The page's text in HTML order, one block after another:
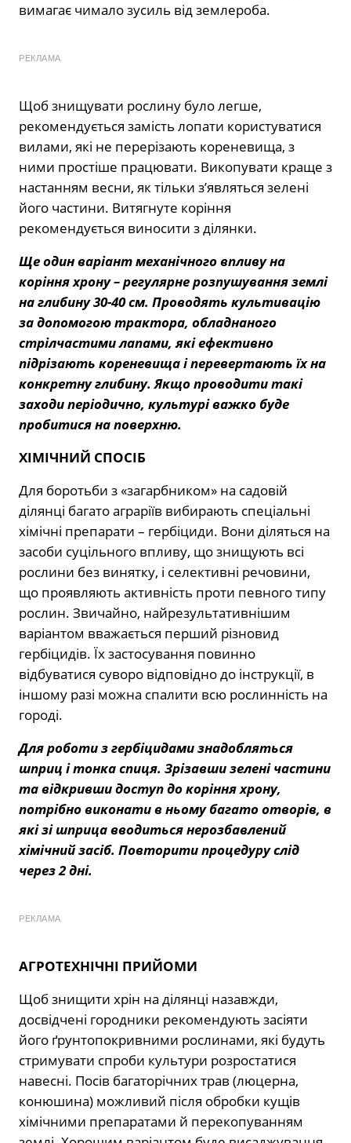
вимагає чимало зусиль від землероба.
РЕКЛАМА
Щоб знищувати рослину було легше,
рекомендується замість лопати користуватися
вилами, які не перерізають кореневища, з
ними простіше працювати. Викопувати краще з
настанням весни, як тільки з’являться зелені
його частини. Витягнуте коріння
рекомендується виносити з ділянки.
Ще один варіант механічного впливу на
коріння хрону – регулярне розпушування землі
на глибину 30-40 см. Проводять культивацію
за допомогою трактора, обладнаного
стрілчастими лапами, які ефективно
підрізають кореневища і перевертають їх на
конкретну глибину. Якщо проводити такі
заходи періодично, культурі важко буде
пробитися на поверхню.
ХІМІЧНИЙ СПОСІБ
Для боротьби з «загарбником» на садовій
ділянці багато аграріїв вибирають спеціальні
хімічні препарати – гербіциди. Вони діляться на
засоби суцільного впливу, що знищують всі
рослини без винятку, і селективні речовини,
що проявляють активність проти певного типу
рослин. Звичайно, найрезультативнішим
варіантом вважається перший різновид
гербіцидів. Їх застосування повинно
відбуватися суворо відповідно до інструкції, в
іншому разі можна спалити всю рослинність на
городі.
Для роботи з гербіцидами знадобляться
шприц і тонка спиця. Зрізавши зелені частини
та відкривши доступ до коріння хрону,
потрібно виконати в ньому багато отворів, в
які зі шприца вводиться нерозбавлений
хімічний засіб. Повторити процедуру слід
через 2 дні.
РЕКЛАМА
АГРОТЕХНІЧНІ ПРИЙОМИ
Щоб знищити хрін на ділянці назавжди,
досвідчені городники рекомендують засіяти
його ґрунтопокривними рослинами, які будуть
стримувати спроби культури розростатися
навесні. Посів багаторічних трав (люцерна,
конюшина) можливий після обробки кущів
хімічними препаратами й перекопуванням